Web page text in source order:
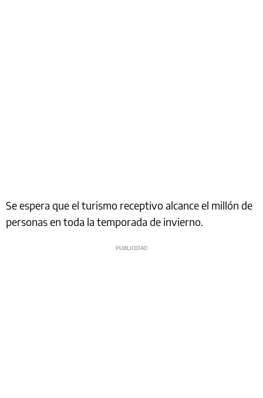
Se espera que el turismo receptivo alcance el millón de
personas en toda la temporada de invierno.